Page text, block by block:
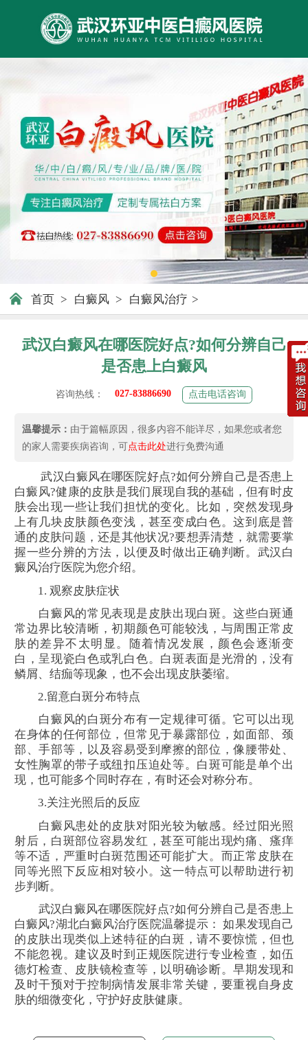
首页 > 白癜风 > 白癜风治疗 >
武汉白癜风在哪医院好点?如何分辨自己
是否患上白癜风
咨询热线： 027-83886690 点击电话咨询
温馨提示： 由于篇幅原因，很多内容不能详尽，如果您或者您
的家人需要疾病咨询，可点击此处进行免费沟通
武汉白癜风在哪医院好点?如何分辨自己是否患上
白癜风?健康的皮肤是我们展现自我的基础，但有时皮
肤会出现一些让我们担忧的变化。比如，突然发现身
上有几块皮肤颜色变浅，甚至变成白色。这到底是普
通的皮肤问题，还是其他状况?要想弄清楚，就需要掌
握一些分辨的方法，以便及时做出正确判断。武汉白
癜风治疗医院为您介绍。
1. 观察皮肤症状
白癜风的常见表现是皮肤出现白斑。这些白斑通
常边界比较清晰，初期颜色可能较浅，与周围正常皮
肤的差异不太明显。随着情况发展，颜色会逐渐变
白，呈现瓷白色或乳白色。白斑表面是光滑的，没有
鳞屑、结痂等现象，也不会出现皮肤萎缩。
2.留意白斑分布特点
白癜风的白斑分布有一定规律可循。它可以出现
在身体的任何部位，但常见于暴露部位，如面部、颈
部、手部等，以及容易受到摩擦的部位，像腰带处、
女性胸罩的带子或纽扣压迫处等。白斑可能是单个出
现，也可能多个同时存在，有时还会对称分布。
3.关注光照后的反应
白癜风患处的皮肤对阳光较为敏感。经过阳光照
射后，白斑部位容易发红，甚至可能出现灼痛、瘙痒
等不适，严重时白斑范围还可能扩大。而正常皮肤在
同等光照下反应相对较小。这一特点可以帮助进行初
步判断。
武汉白癜风在哪医院好点?如何分辨自己是否患上
白癜风?湖北白癜风治疗医院温馨提示： 如果发现自己
的皮肤出现类似上述特征的白斑，请不要惊慌，但也
不能忽视。建议及时到正规医院进行专业检查，如伍
德灯检查、皮肤镜检查等，以明确诊断。早期发现和
及时干预对于控制病情发展非常关键，要重视自身皮
肤的细微变化，守护好皮肤健康。